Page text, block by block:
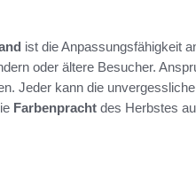
ist die Anpassungsfähigkeit
oder ältere Besucher.
Jeder kann die
Farbenpracht des Herbstes